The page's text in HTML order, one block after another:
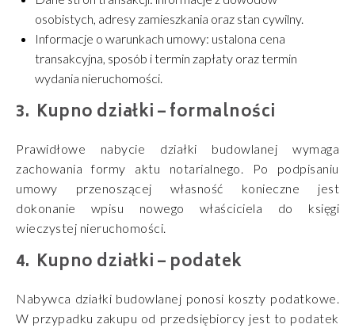
osobistych, adresy zamieszkania oraz stan cywilny.
Informacje o warunkach umowy: ustalona cena
transakcyjna, sposób i termin zapłaty oraz termin
wydania nieruchomości.
Kupno działki – formalności
Prawidłowe nabycie działki budowlanej wymaga
zachowania formy aktu notarialnego. Po podpisaniu
umowy przenoszącej własność konieczne jest
dokonanie wpisu nowego właściciela do księgi
wieczystej nieruchomości.
Kupno działki – podatek
Nabywca działki budowlanej ponosi koszty podatkowe.
W przypadku zakupu od przedsiębiorcy jest to podatek